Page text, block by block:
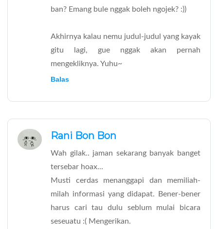
ban? Emang bule nggak boleh ngojek? :))
Akhirnya kalau nemu judul-judul yang kayak
gitu lagi, gue nggak akan pernah
mengekliknya. Yuhu~
Balas
Rani Bon Bon
Wah gilak.. jaman sekarang banyak banget
tersebar hoax...
Musti cerdas menanggapi dan memiliah-
milah informasi yang didapat. Bener-bener
harus cari tau dulu seblum mulai bicara
seseuatu :( Mengerikan.